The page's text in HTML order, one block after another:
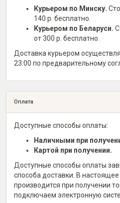
Курьером по Минску.
140 р. бесплатно.
Курьером по Беларуси.
от 300 р. бесплатно.
Доставка курьером
23:00 по предварительному
Оплата
Доступные способы оплаты:
Наличными при
Картой при получении.
Доступные способы оплаты
способа доставки. В
производится при получении
подключаем электронную